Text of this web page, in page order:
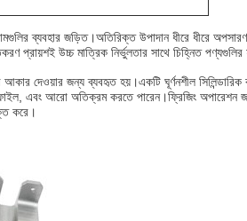
ব্যবহার জড়িত।অতিরিক্ত উপাদান ধীরে ধীরে
প্রায়শই উচ্চ মাত্রিক নির্ভুলতার সাথে চিহ্নিত পণ্যগুলির
দেওয়ার জন্য ব্যবহৃত হয়।একটি ঘূর্ণনশীল
এবং আরো অতিক্রম করতে পারেন।ফ্রিজিং অপারেশন
করে।